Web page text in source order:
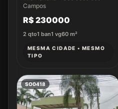
Campos
R$ 230000
2 qto1 ban1 vg60 m²
MESMA CIDADE • MESMO
TIPO
SO0418